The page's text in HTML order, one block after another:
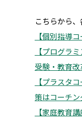
こちらから、
【個別指導
【プログラ
受験・教育改
【プラスタ
策はコーチン
【家庭教育